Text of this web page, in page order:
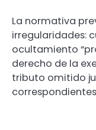
La normativa
irregularidades:
ocultamiento
derecho de la
tributo omitido